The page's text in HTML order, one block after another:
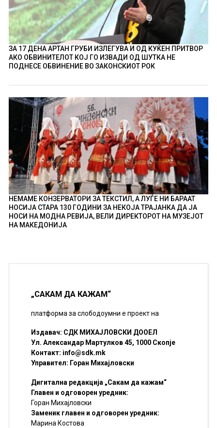
ЗА 17 ДЕНА АРТАН ГРУБИ ИЗЛЕГУВА И ОД КУЌЕН ПРИТВОР
АКО ОБВИНИТЕЛОТ КОЈ ГО ИЗВАДИ ОД ШУТКА НЕ
ПОДНЕСЕ ОБВИНЕНИЕ ВО ЗАКОНСКИОТ РОК
НЕМАМЕ КОНЗЕРВАТОРИ ЗА ТЕКСТИЛ, А ЛУЃЕ НИ БАРААТ
НОСИЈА СТАРА 130 ГОДИНИ ЗА НЕКОЈА ТРАЈАНКА ДА ЈА
НОСИ НА МОДНА РЕВИЈА, ВЕЛИ ДИРЕКТОРОТ НА МУЗЕЈОТ
НА МАКЕДОНИЈА
„САКАМ ДА КАЖАМ“
платформа за слободоумни е проект на
Издавач: СДК МИХАЈЛОВСКИ ДООЕЛ
Ул. Александар Мартулков 45, 1000 Скопје
Контакт: info@sdk.mk
Управител: Горан Михајловски
Дигитална редакција „Сакам да кажам“
Главен и одговорен уредник:
Горан Михајловски
Заменик главен и одговорен уредник:
Марина Костова